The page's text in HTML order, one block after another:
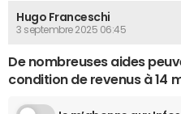
Hugo Franceschi
3 septembre 2025 06:45
De nombreuses aides
condition de revenus à 14